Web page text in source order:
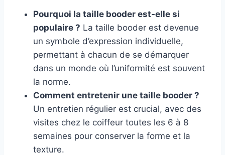
Pourquoi la taille booder est-elle si
populaire ? La taille booder est devenue
un symbole d’expression individuelle,
permettant à chacun de se démarquer
dans un monde où l’uniformité est souvent
la norme.
Comment entretenir une taille booder ?
Un entretien régulier est crucial, avec des
visites chez le coiffeur toutes les 6 à 8
semaines pour conserver la forme et la
texture.